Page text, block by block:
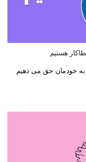
هستیم
خودمان حق می دهیم